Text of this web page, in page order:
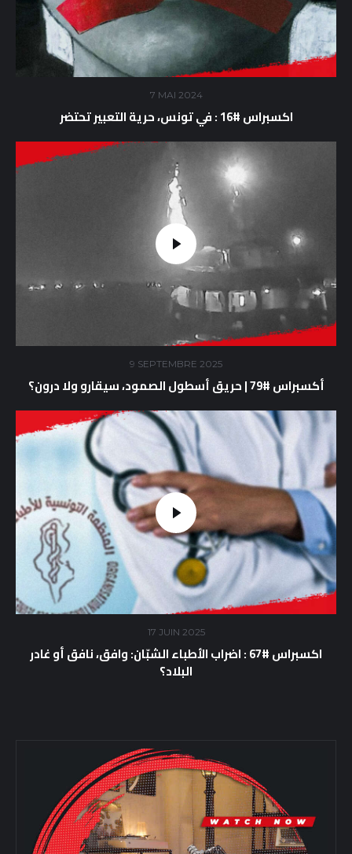
7 MAI 2024
اكسبراس #16 : في تونس، حرية التعبير تحتضر
9 SEPTEMBRE 2025
أكسبراس #79 | حريق أسطول الصمود، سيقارو ولا درون؟
17 JUIN 2025
اكسبراس #67 : اضراب الأطباء الشبّان: وافق، نافق أو غادر
البلاد؟